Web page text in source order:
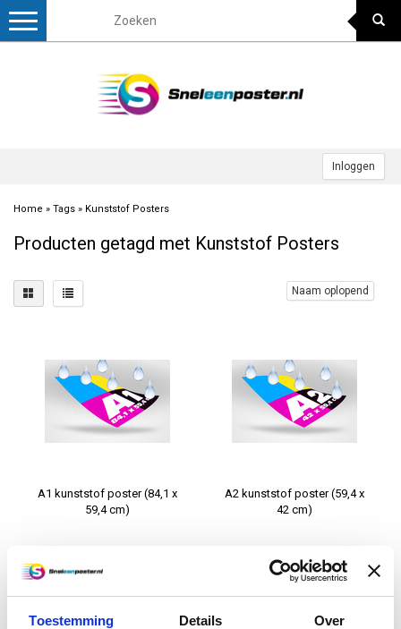
Toestemming Details Over
Inloggen
Toggle
Home » Tags » Kunststof Posters
Producten getagd met Kunststof Posters
Naam oplopend
A1 kunststof poster (84,1 x
59,4 cm)
Informatie
A2 kunststof poster (59,4 x
42 cm)
Informatie